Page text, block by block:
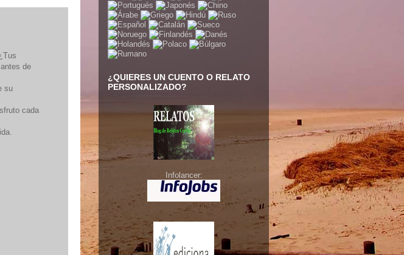
de
su
cada
¿QUIERES UN CUENTO O RELATO
PERSONALIZADO?
Infolancer: